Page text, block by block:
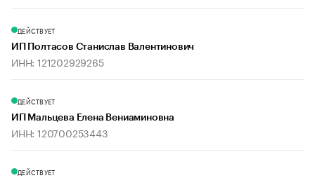
ДЕЙСТВУЕТ
ИП Полтасов Станислав Валентинович
ИНН: 121202929265
ДЕЙСТВУЕТ
ИП Мальцева Елена Вениаминовна
ИНН: 120700253443
ДЕЙСТВУЕТ